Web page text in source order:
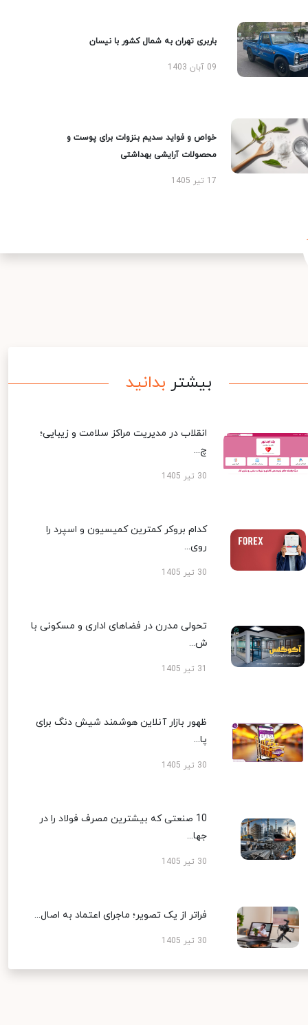
باربری تهران به شمال کشور با نیسان
09 آبان 1403
خواص و فواید سدیم بنزوات برای پوست و
محصولات آرایشی بهداشتی
17 تیر 1405
بیشتر بدانید
انقلاب در مدیریت مراکز سلامت و زیبایی؛
چ...
30 تیر 1405
کدام بروکر کمترین کمیسیون و اسپرد را
روی...
30 تیر 1405
تحولی مدرن در فضاهای اداری و مسکونی با
ش...
ظهور بازار آنلاین هوشمند شیش دنگ برای
پا...
30 تیر 1405
10 صنعتی که بیشترین مصرف فولاد را در
جها...
30 تیر 1405
فراتر از یک تصویر؛ ماجرای اعتماد به اصال...
30 تیر 1405